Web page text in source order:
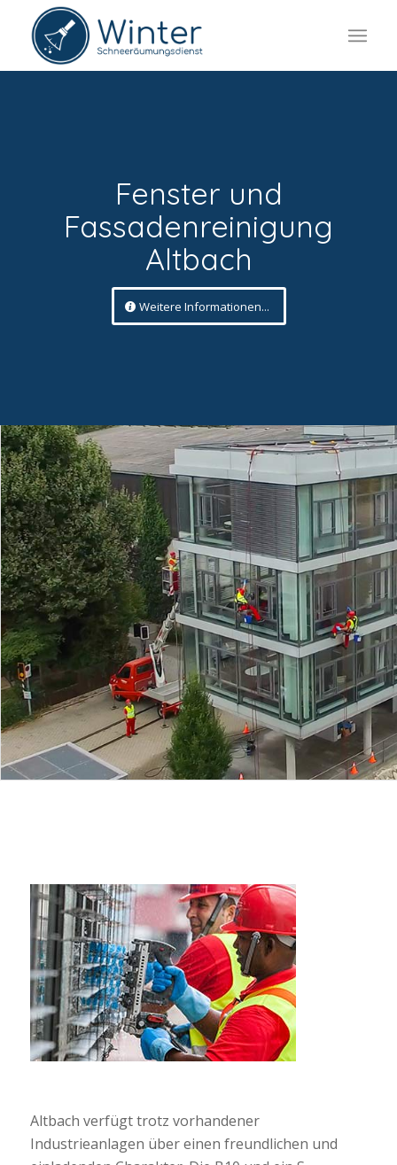
Fenster und
Fassadenreinigung
Altbach
Weitere Informationen...
Altbach verfügt trotz vorhandener
Industrieanlagen über einen freundlichen und